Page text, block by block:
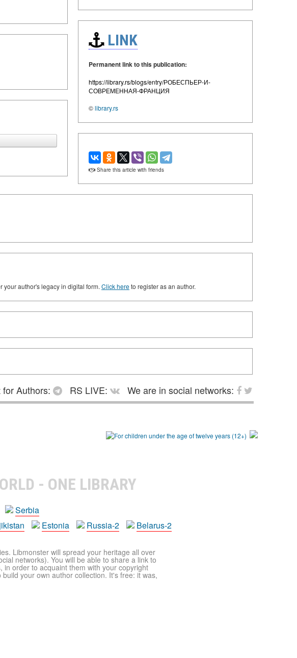
LINK
Permanent link to this publication:
https://library.rs/blogs/entry/РОБЕСПЬЕР-И-
СОВРЕМЕННАЯ-ФРАНЦИЯ
©library.rs
Share this article with friends
your author's legacy in digital form. Click hereto register as an author.
for Authors: RS LIVE:
We are in social networks:
- ONE LIBRARY
Serbia
Estonia Russia-2 Belarus-2
Libmonster will spread your heritage all over
networks). You will be able to share a link to
order to acquaint them with your copyright
your own author collection. It's free: it was,